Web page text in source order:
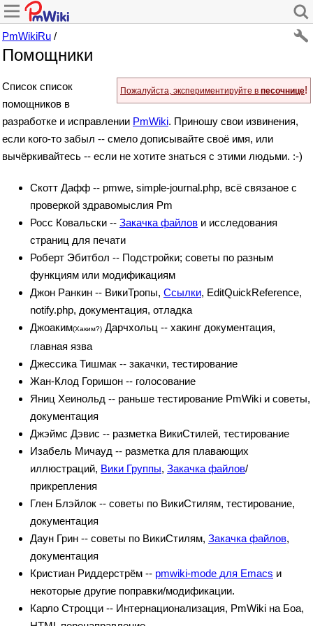
PmWikiRu /
Помощники
Пожалуйста, экспериментируйте в песочнице!
Список список
помощников в
разработке и исправлении PmWiki. Приношу свои извинения,
если кого-то забыл -- смело дописывайте своё имя, или
вычёркивайтесь -- если не хотите знаться с этими людьми. :-)
Скотт Дафф -- pmwe, simple-journal.php, всё связаное с
проверкой здравомыслия Pm
Росс Ковальски -- Закачка файлов и исследования
страниц для печати
Роберт Эбитбол -- Подстройки; советы по разным
функциям или модификациям
Джон Ранкин -- ВикиТропы, Ссылки, EditQuickReference,
notify.php, документация, отладка
Джоаким(Хаким?) Дарчхольц -- хакинг документация,
главная язва
Джессика Тишмак -- закачки, тестирование
Жан-Клод Горишон -- голосование
Яниц Хеинольд -- раньше тестирование PmWiki и советы,
документация
Джэймс Дэвис -- разметка ВикиСтилей, тестирование
Изабель Мичауд -- разметка для плавающих
иллюстраций, Вики Группы, Закачка файлов/
прикрепления
Глен Блэйлок -- советы по ВикиСтилям, тестирование,
документация
Даун Грин -- советы по ВикиСтилям, Закачка файлов,
документация
Кристиан Риддерстрём -- pmwiki-mode для Emacs и
некоторые другие поправки/модификации.
Карло Строцци -- Интернационализация, PmWiki на Боа,